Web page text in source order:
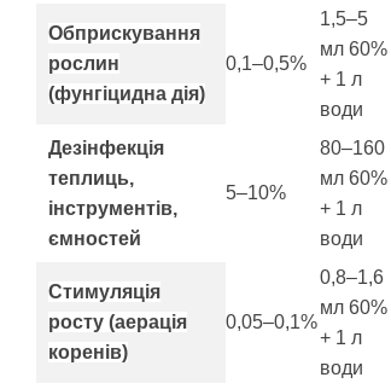
Обприскування
рослин
(фунгіцидна дія)
0,1–0,5%
1,5–5
мл 60%
+ 1 л
води
Дезінфекція
теплиць,
інструментів,
ємностей
5–10%
80–160
мл 60%
+ 1 л
води
Стимуляція
росту (аерація
коренів)
0,05–0,1%
0,8–1,6
мл 60%
+ 1 л
води